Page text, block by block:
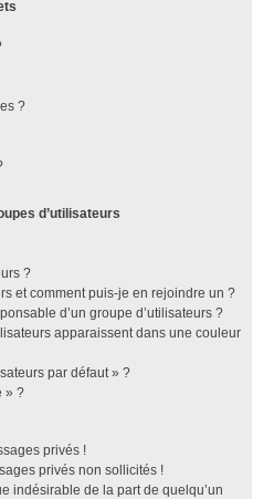
?
d’utilisateurs
?
et comment puis-je en rejoindre un ?
d’un groupe d’utilisateurs ?
apparaissent dans une couleur
par défaut » ?
» ?
privés !
privés non sollicités !
indésirable de la part de quelqu’un